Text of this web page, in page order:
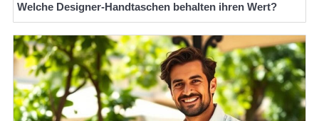
Welche Designer-Handtaschen behalten ihren Wert?